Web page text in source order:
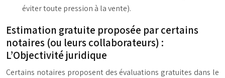
éviter toute pression à la vente).
Estimation gratuite proposée par certains
notaires (ou leurs collaborateurs) :
L’Objectivité juridique
Certains notaires proposent des évaluations gratuites dans le